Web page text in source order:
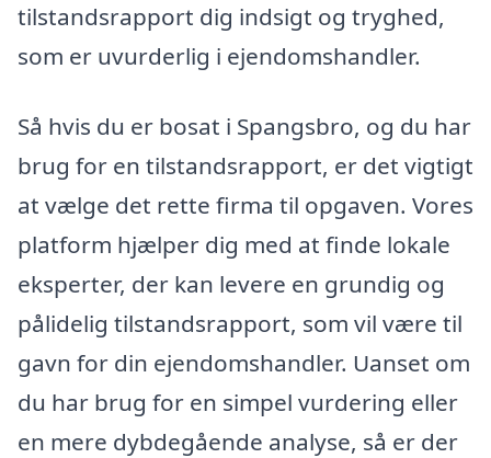
tilstandsrapport dig indsigt og tryghed,
som er uvurderlig i ejendomshandler.
Så hvis du er bosat i Spangsbro, og du har
brug for en tilstandsrapport, er det vigtigt
at vælge det rette firma til opgaven. Vores
platform hjælper dig med at finde lokale
eksperter, der kan levere en grundig og
pålidelig tilstandsrapport, som vil være til
gavn for din ejendomshandler. Uanset om
du har brug for en simpel vurdering eller
en mere dybdegående analyse, så er der